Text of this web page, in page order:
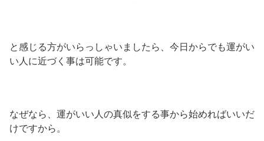
と感じる方がいらっしゃいましたら、今日からでも運がい
い人に近づく事は可能です。
なぜなら、運がいい人の真似をする事から始めればいいだ
けですから。